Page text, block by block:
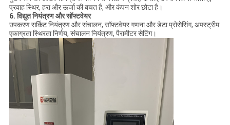
प्रवाह स्थिर, हरा और ऊर्जा की बचत है, और कंपन शोर छोटा है।
6. विद्युत नियंत्रण और सॉफ्टवेयर
उपकरण सर्किट नियंत्रण और संचालन, सॉफ्टवेयर गणना और डेटा प्रोसेसिंग, अपस्ट्रीम
एकाग्रता स्थिरता निर्णय, संचालन नियंत्रण, पैरामीटर सेटिंग।